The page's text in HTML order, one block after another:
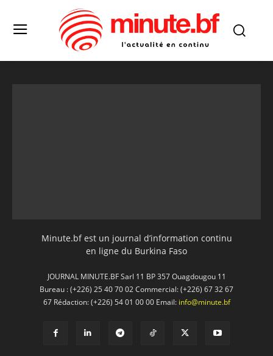
Minute.bf est un journal d’information continu
en ligne du Burkina Faso
JOURNAL MINUTE.BF Sarl 11 BP 357 Ouagdougou 11
Bureau : (+226) 25 40 70 02 Commercial: (+226) 67 32 67
67 Rédaction: (+226) 54 01 00 00 Email: info@minute.bf